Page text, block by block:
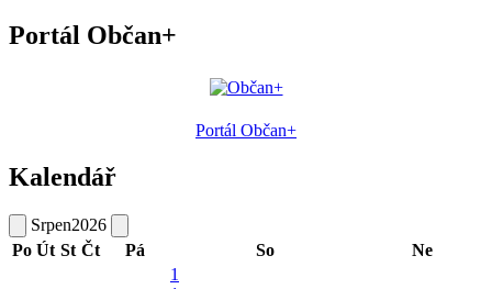
Portál Občan+
Portál Občan+
Kalendář
Srpen2026
Po Út St Čt Pá So
Ne
1